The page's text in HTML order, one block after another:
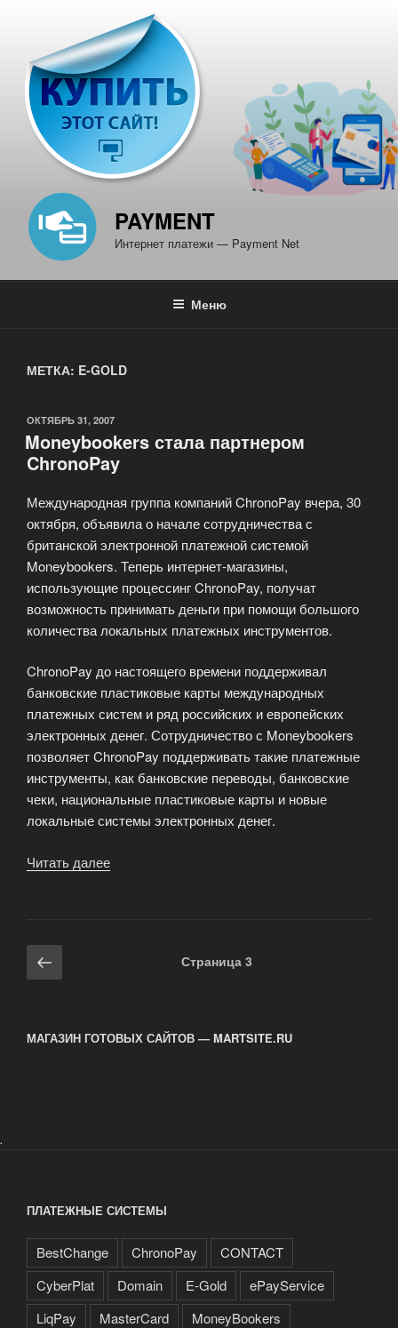
содержимому
PAYMENT
Интернет платежи — Payment Net
Меню
МЕТКА: E-GOLD
ОПУБЛИКОВАНО
ОКТЯБРЬ 31, 2007
Moneybookers стала партнером
ChronoPay
Международная группа компаний ChronoPay вчера, 30
октября, объявила о начале сотрудничества с
британской электронной платежной системой
Moneybookers. Теперь интернет-магазины,
использующие процессинг ChronoPay, получат
возможность принимать деньги при помощи большого
количества локальных платежных инструментов.
ChronoPay до настоящего времени поддерживал
банковские пластиковые карты международных
платежных систем и ряд российских и европейских
электронных денег. Сотрудничество с Moneybookers
позволяет ChronoPay поддерживать такие платежные
инструменты, как банковские переводы, банковские
чеки, национальные пластиковые карты и новые
локальные системы электронных денег.
Читать далее
Навигация
по
Предыдущая
страница
Страница 3
МАГАЗИН ГОТОВЫХ САЙТОВ — MARTSITE.RU
.
ПЛАТЕЖНЫЕ СИСТЕМЫ
BestChange ChronoPay
CONTACT
CyberPlat
Domain E-Gold
ePayService
LiqPay
MasterCard
MoneyBookers